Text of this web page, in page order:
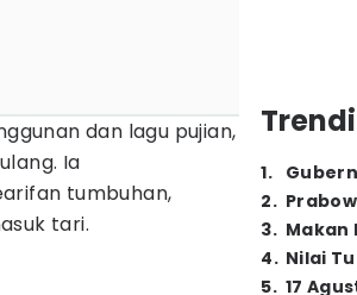
dan lagu pujian,
Ia
tumbuhan,
tari.
1.
2.
3. Makan
4. Nilai
5. 17